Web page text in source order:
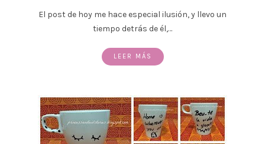
El post de hoy me hace especial ilusión, y llevo un
tiempo detrás de él,…
LEER MÁS